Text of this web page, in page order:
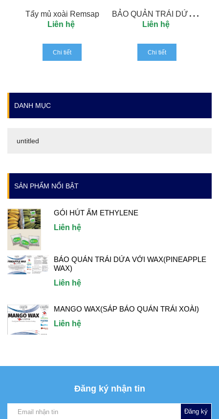
Tẩy mủ xoài Remsap
Liên hệ
Chi tiết
B
ẢO QUẢN TRÁI DỨA VỚI WAX(PINEAPPLE WAX)
Liên hệ
Chi tiết
DANH MỤC
untitled
SẢN PHẨM NỔI BẬT
GÓI HÚT ẨM ETHYLENE
Liên hệ
BẢO QUẢN TRÁI DỨA VỚI WAX(PINEAPPLE
WAX)
Liên hệ
MANGO WAX(SÁP BẢO QUẢN TRÁI XOÀI)
Liên hệ
Đăng ký nhận tin
Đăng ký